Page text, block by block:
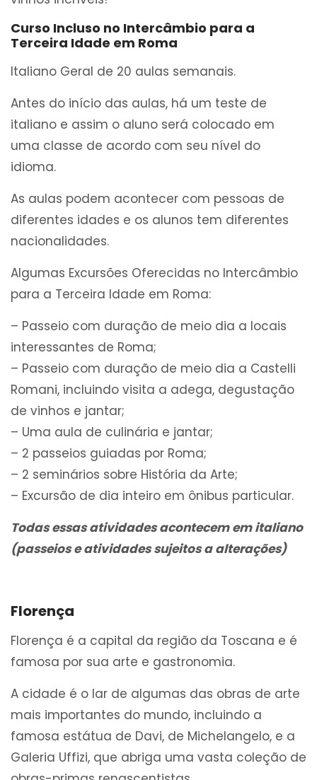
Curso Incluso no Intercâmbio para a
Terceira Idade em Roma
Italiano Geral de 20 aulas semanais.
Antes do início das aulas, há um teste de
italiano e assim o aluno será colocado em
uma classe de acordo com seu nível do
idioma.
As aulas podem acontecer com pessoas de
diferentes idades e os alunos tem diferentes
nacionalidades.
Algumas Excursões Oferecidas no Intercâmbio
para a Terceira Idade em Roma:
– Passeio com duração de meio dia a locais
interessantes de Roma;
– Passeio com duração de meio dia a Castelli
Romani, incluindo visita a adega, degustação
de vinhos e jantar;
– Uma aula de culinária e jantar;
– 2 passeios guiadas por Roma;
– 2 seminários sobre História da Arte;
– Excursão de dia inteiro em ônibus particular.
Todas essas atividades acontecem em italiano
(passeios e atividades sujeitos a alterações)
Florença
Florença é a capital da região da Toscana e é
famosa por sua arte e gastronomia.
A cidade é o lar de algumas das obras de arte
mais importantes do mundo, incluindo a
famosa estátua de Davi, de Michelangelo, e a
Galeria Uffizi, que abriga uma vasta coleção de